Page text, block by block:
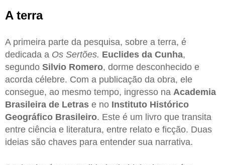
A terra
A primeira parte da pesquisa, sobre a terra, é
dedicada a Os Sertões. Euclides da Cunha,
segundo Silvio Romero, dorme desconhecido e
acorda célebre. Com a publicação da obra, ele
consegue, ao mesmo tempo, ingresso na Academia
Brasileira de Letras e no Instituto Histórico
Geográfico Brasileiro. Este é um livro que transita
entre ciência e literatura, entre relato e ficção. Duas
ideias são chaves para entender sua narrativa.